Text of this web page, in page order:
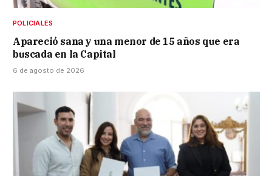
POLICIALES
Apareció sana y una menor de 15 años que era
buscada en la Capital
6 de agosto de 2026